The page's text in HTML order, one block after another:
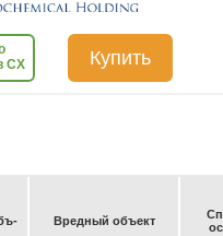
СХ
Купить
Вред­ный объ­ект